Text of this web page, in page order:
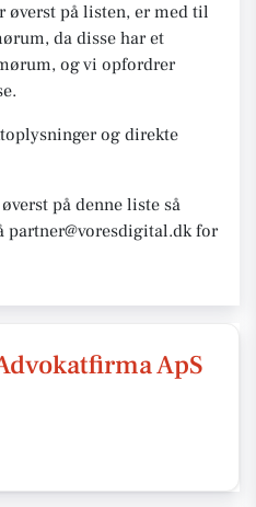
øverst på listen, er med til
da disse har et
og vi opfordrer
og direkte
på denne liste så
partner@voresdigital.dk for
ApS